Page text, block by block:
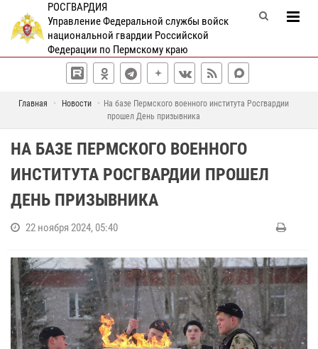
РОСГВАРДИЯ
Управление Федеральной службы войск
национальной гвардии Российской
Федерации по Пермскому краю
Главная Новости
На базе Пермского военного института Росгвардии
прошел День призывника
НА БАЗЕ ПЕРМСКОГО ВОЕННОГО
ИНСТИТУТА РОСГВАРДИИ ПРОШЕЛ
ДЕНЬ ПРИЗЫВНИКА
22 ноября 2024, 05:40